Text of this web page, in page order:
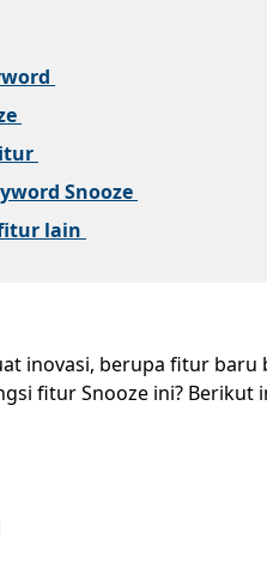
Snooze
lain
inovasi, berupa fitur baru
fitur Snooze ini? Berikut